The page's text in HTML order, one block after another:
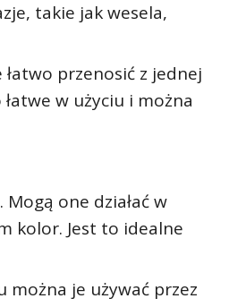
takie jak wesela,
przenosić z jednej
w użyciu i można
one działać w
kolor. Jest to idealne
można je używać przez